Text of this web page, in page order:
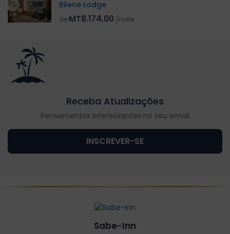
Bilene Lodge
de MT8.174,00 /noite
Receba Atualizações
Pensamentos interessantes no seu email
INSCREVER-SE
Sabe-Inn